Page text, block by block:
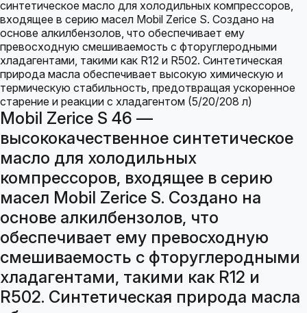
Mobil Zerice S 46 —
высококачественное синтетическое
масло для холодильных
компрессоров, входящее в серию
масел Mobil Zerice S. Создано на
основе алкилбензолов, что
обеспечивает ему превосходную
смешиваемость с фторуглеродными
хладагентами, такими как R12 и
R502. Синтетическая природа масла